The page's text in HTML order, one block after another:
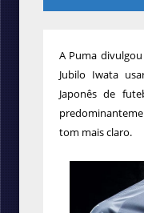
A Puma
Jubilo Iwata
Japonês de
tom mais claro.